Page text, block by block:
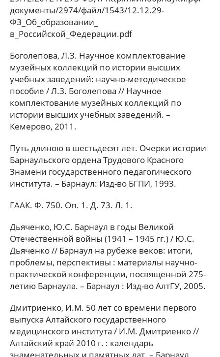
документы/2974/файл/1543/12.12.29-
ФЗ_Об_образовании_
в_Российской_Федерации.pdf
Боголепова, Л.З. Научное комплектование
музейных коллекций по истории высших
учебных заведений: научно-методическое
пособие / Л.З. Боголепова // Научное
комплектование музейных коллекций по
истории высших учебных заведений. –
Кемерово, 2011.
Путь длиною в шестьдесят лет. Очерки истории
Барнаульского ордена Трудового Красного
Знамени государственного педагогического
института. – Барнаул: Изд-во БГПИ, 1993.
ГААК. Ф. 750. Оп. 1. Д. 73. Л. 1.
Дьяченко, Ю.С. Барнаул в годы Великой
Отечественной войны (1941 – 1945 гг.) / Ю.С.
Дьяченко // Барнаул на рубеже веков: итоги,
проблемы, перспективы : материалы научно-
практической конференции, посвященной 275-
летию Барнаула. – Барнаул : Изд-во АлтГУ, 2005.
Дмитриенко, И.М. 50 лет со времени первого
выпуска Алтайского государственного
медицинского института / И.М. Дмитриенко //
Алтайский край 2010 г. : календарь